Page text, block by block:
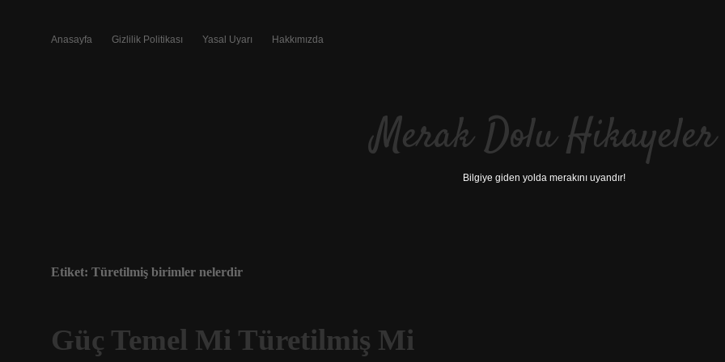
Anasayfa Gizlilik Politikası Yasal Uyarı Hakkımızda
Merak Dolu Hikayeler
Bilgiye giden yolda merakını uyandır!
Etiket: Türetilmiş birimler nelerdir
Güç Temel Mi Türetilmiş Mi